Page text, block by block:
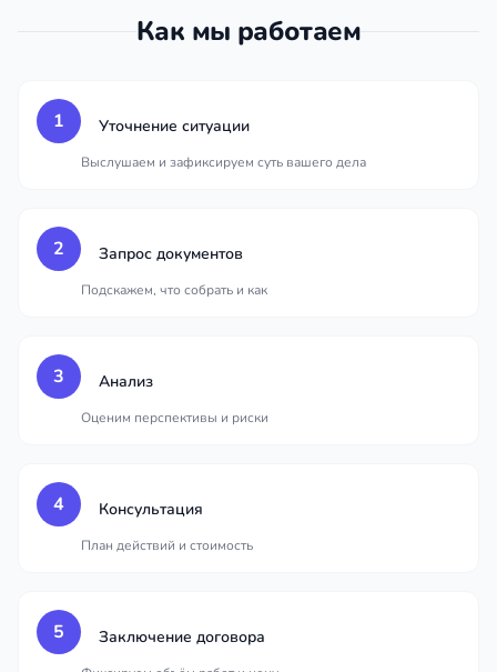
Как мы работаем
1 Уточнение ситуации
Выслушаем и зафиксируем суть вашего дела
2 Запрос документов
Подскажем, что собрать и как
3 Анализ
Оценим перспективы и риски
4 Консультация
План действий и стоимость
5 Заключение договора